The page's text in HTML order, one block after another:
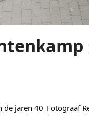
jaren 40. Fotograaf